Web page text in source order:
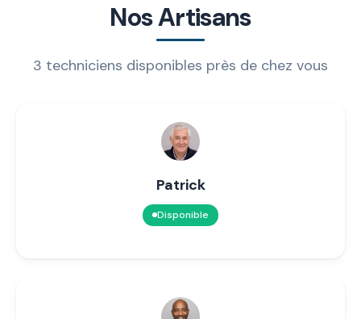
Nos Artisans
3 techniciens disponibles près de chez vous
Patrick
Disponible